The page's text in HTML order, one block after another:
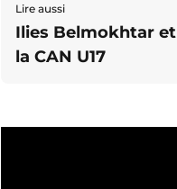
Lire aussi
Ilies Belmokhtar
la CAN U17